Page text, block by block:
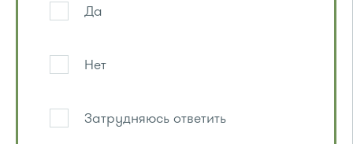
Да
Нет
Затрудняюсь ответить